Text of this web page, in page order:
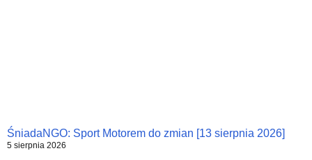
ŚniadaNGO: Sport Motorem do zmian [13 sierpnia 2026]
5 sierpnia 2026